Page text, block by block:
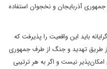
آذربایجان و نخجوان استفاده
باید این واقعیت را پذیرفت که
طریق تهدید و جنگ از طرف جمهوری
نیست و اگر به هر ترتیبی